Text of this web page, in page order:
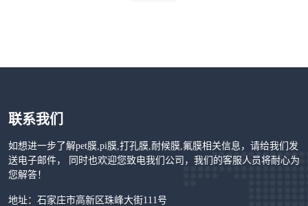
联系我们
如想进一步了解pet膜,pi膜,打孔膜,耐候膜,氟膜相关信息，请给我们发
送电子邮件， 同时也欢迎您致电我们公司，我们的客服人员将耐心为
您解答！
地址：石家庄市高新区珠峰大街111号